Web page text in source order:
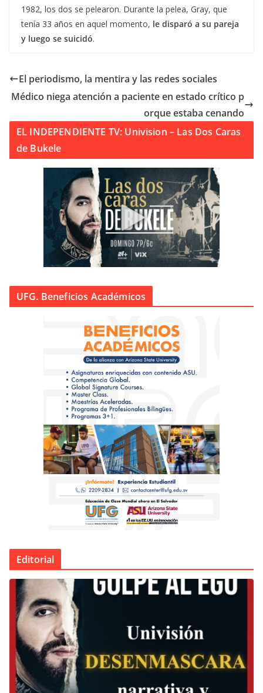
1982, los dos se pelearon. Durante la pelea, Gray, que
tenía 33 años en aquel momento, le disparó a su pareja
y luego se suicidó.
El periodismo, la mentira y las redes sociales
Médico niega atención a paciente en estado crítico p
orque estaba cenando
EL INDEPENDIENTE TV: Univision – Las Dos Caras
de Bukele
UFG. Beneficios Académicos
Editorial